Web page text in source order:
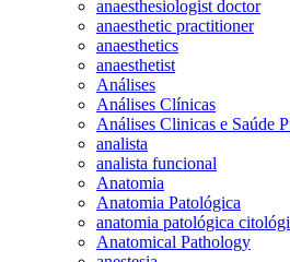
anaesthesiologist doctor
anaesthetic practitioner
anaesthetics
anaesthetist
Análises
Análises Clínicas
Análises Clinicas e Saúde
analista
analista funcional
Anatomia
Anatomia Patológica
anatomia patológica
Anatomical Pathology